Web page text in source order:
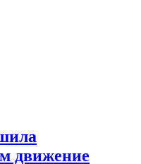
движение